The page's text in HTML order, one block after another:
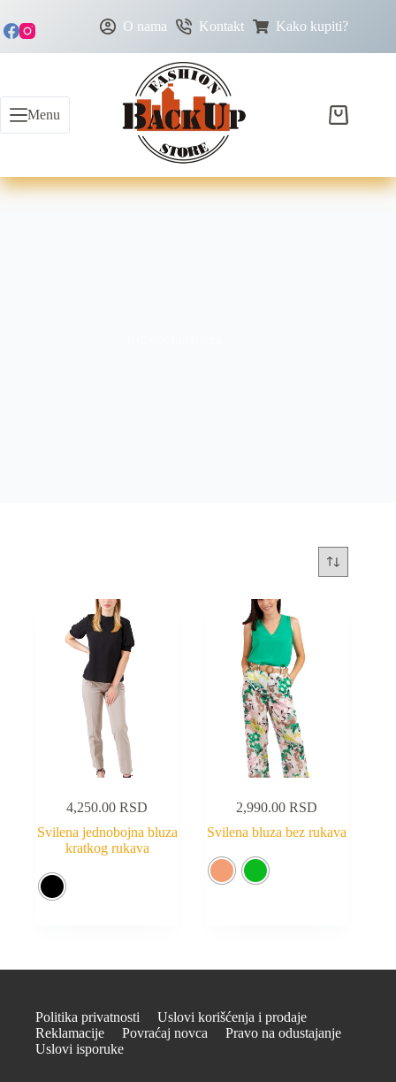
O nama Kontakt Kako kupiti?
Menu
4,250.00RSD
Svilena jednobojna bluza
kratkog rukava
2,990.00RSD
Svilena bluza bez rukava
Politika privatnosti
Uslovi korišćenja i prodaje
Reklamacije
Povraćaj novca
Pravo na odustajanje
Uslovi isporuke